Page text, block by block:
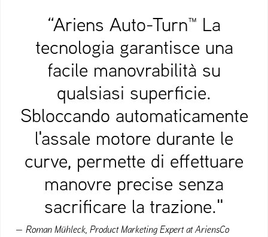
“Ariens Auto-Turn™ La
tecnologia garantisce una
facile manovrabilità su
qualsiasi superficie.
Sbloccando automaticamente
l'assale motore durante le
curve, permette di effettuare
manovre precise senza
sacrificare la trazione."
— Roman Mühleck, Product Marketing Expert at AriensCo